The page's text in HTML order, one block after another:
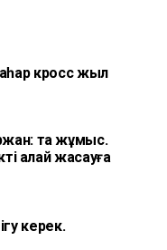
кросс жыл
тақ жұмыс.
қалай жасауға
керек.